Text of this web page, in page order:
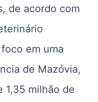
de acordo com
em uma
de Mazóvia,
1,35 milhão de